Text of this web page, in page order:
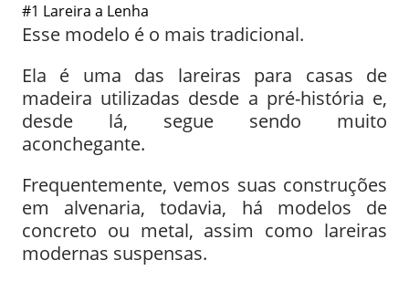
#1 Lareira a Lenha
Esse modelo é o mais tradicional.
Ela é uma das lareiras para casas de
madeira utilizadas desde a pré-história e,
desde lá, segue sendo muito
aconchegante.
Frequentemente, vemos suas construções
em alvenaria, todavia, há modelos de
concreto ou metal, assim como lareiras
modernas suspensas.